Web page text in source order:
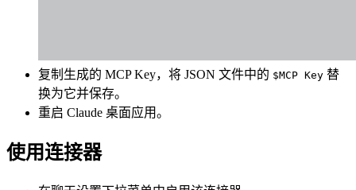
复制生成的 MCP Key，将 JSON 文件中的 $MCP Key 替
换为它并保存。
重启 Claude 桌面应用。
使用连接器